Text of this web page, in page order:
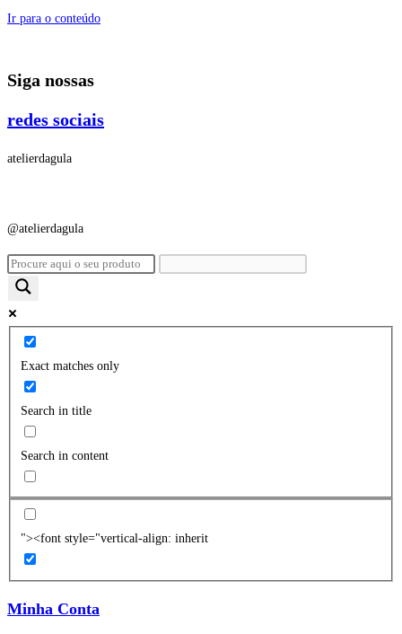
Ir para o conteúdo
Siga nossas
redes sociais
atelierdagula
@atelierdagula
Exact matches only
Search in title
Search in content
"><font style="vertical-align: inherit
Minha Conta